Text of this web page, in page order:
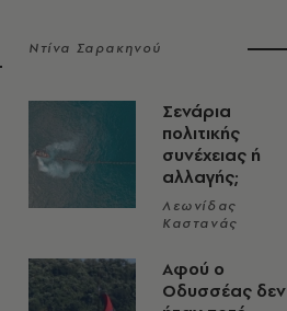
Ντίνα Σαρακηνού
Σενάρια
πολιτικής
συνέχειας ή
αλλαγής;
Λεωνίδας
Καστανάς
Αφού ο
Οδυσσέας δεν